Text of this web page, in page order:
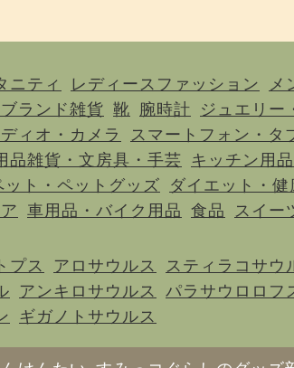
ニティ レディースファッション
メ
ランド雑貨 靴 腕時計
ジュエリー
ィオ・カメラ
スマートフォン・タ
品雑貨・文房具・手芸
キッチン用
ット・ペットグッズ
ダイエット・健
車用品・バイク用品 食品
スイー
プス アロサウルス スティラコサウ
アンキロサウルス パラサウロロフ
ギガノトサウルス